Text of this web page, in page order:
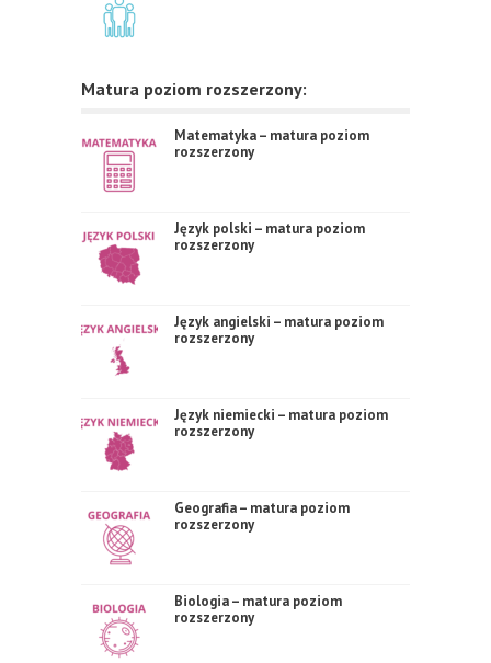
Matura poziom rozszerzony:
Matematyka – matura poziom
rozszerzony
Język polski – matura poziom
rozszerzony
Język angielski – matura poziom
rozszerzony
Język niemiecki – matura poziom
rozszerzony
Geografia – matura poziom
rozszerzony
Biologia – matura poziom
rozszerzony